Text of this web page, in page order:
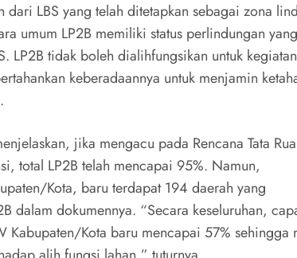
dari LBS yang telah ditetapkan sebagai zona
umum LP2B memiliki status perlindungan
LP2B tidak boleh dialihfungsikan untuk
keberadaannya untuk menjamin
jika mengacu pada Rencana Tata
total LP2B telah mencapai 95%. Namun,
Kota, baru terdapat 194 daerah yang
dalam dokumennya. “Secara keseluruhan,
Kabupaten/Kota baru mencapai 57% sehingga